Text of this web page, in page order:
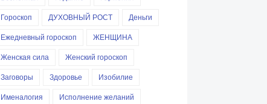
Гороскоп
ДУХОВНЫЙ РОСТ
Деньги
Ежедневный гороскоп
ЖЕНЩИНА
Женская сила
Женский гороскоп
Заговоры
Здоровье
Изобилие
Именалогия
Исполнение желаний